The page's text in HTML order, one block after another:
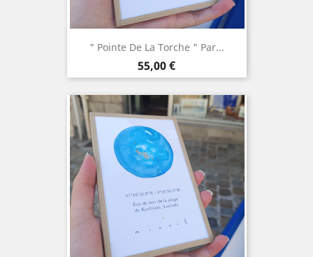
" Pointe De La Torche " Par...
Prix
55,00 €